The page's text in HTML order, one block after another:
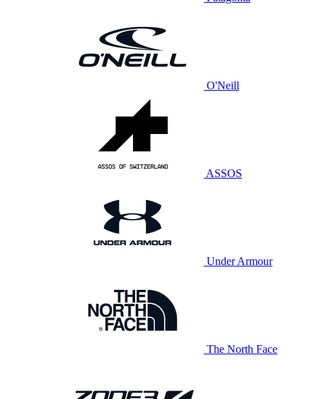
O'Neill
ASSOS
Under Armour
The North Face